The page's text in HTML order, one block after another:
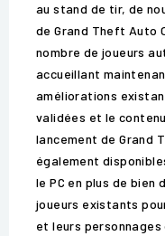
au stand de tir, de
de Grand Theft Auto
nombre de joueurs
accueillant
améliorations
validées et le
lancement de Grand
également
le PC en plus de bien
joueurs existants
et leurs personnages